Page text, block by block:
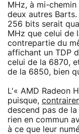
MHz, à mi-
deux autres Barts.
256 bits serait
MHz que celui de
contrepartie du
affichant un TDP
celui de la 6870,
de la 6850, bien
L'« AMD Radeon
puisque,
descend pas de
rien en commun
à ce que leur